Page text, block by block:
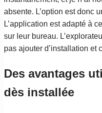
absente. L’option est donc
L’application est adapté à
sur leur bureau.
pas ajouter d’installation et
Des avantages
dès installée